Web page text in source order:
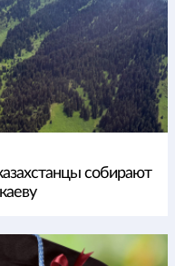
собирают